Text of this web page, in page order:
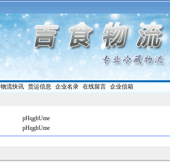
物流快讯| 货运信息 企业名录| 在线留言| 企业信箱
pHqghUme
pHqghUme